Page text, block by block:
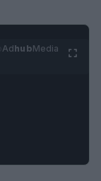
AdhubMedia